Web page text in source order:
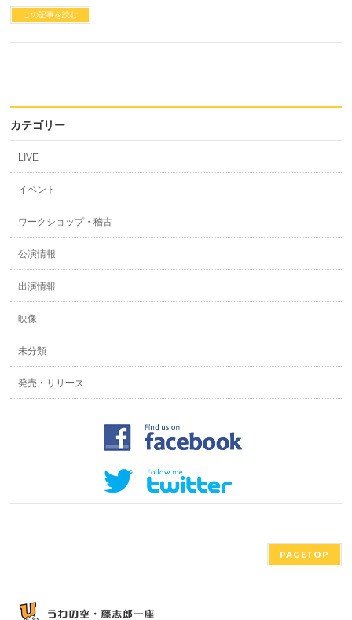
この記事を読む
カテゴリー
LIVE
イベント
ワークショップ・稽古
公演情報
出演情報
映像
未分類
発売・リリース
PAGETOP